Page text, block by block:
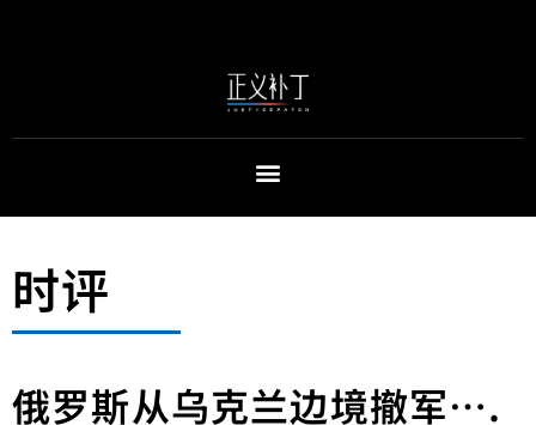
时评
俄罗斯从乌克兰边境撤军….